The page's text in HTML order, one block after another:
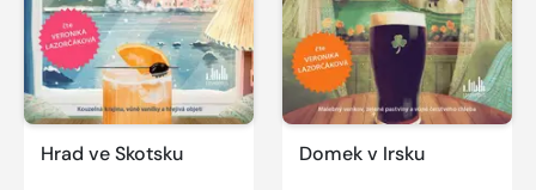
Hrad ve Skotsku Domek v Irsku